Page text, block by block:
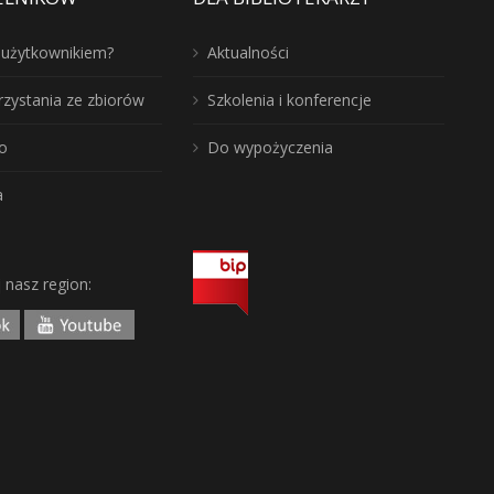
ze zbiorów
region:
Aktualności
Szkolenia i konferencje
Do wypożyczenia